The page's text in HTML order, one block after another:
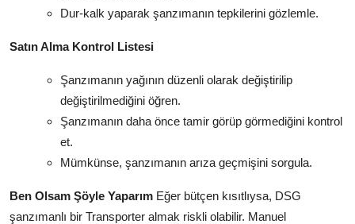
Dur-kalk yaparak şanzımanın tepkilerini gözlemle.
Satın Alma Kontrol Listesi
Şanzımanın yağının düzenli olarak değiştirilip
değiştirilmediğini öğren.
Şanzımanın daha önce tamir görüp görmediğini kontrol
et.
Mümkünse, şanzımanın arıza geçmişini sorgula.
Ben Olsam Şöyle Yaparım Eğer bütçen kısıtlıysa, DSG
şanzımanlı bir Transporter almak riskli olabilir. Manuel